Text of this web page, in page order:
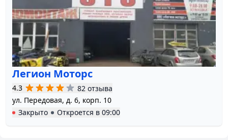
Легион Моторс
4.3
82 отзыва
ул. Передовая, д. 6, корп. 10
Закрыто
Откроется в 09:00